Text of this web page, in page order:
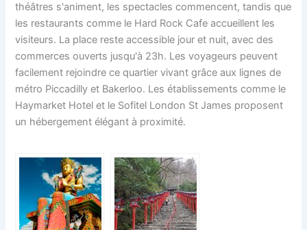
théâtres s'animent, les spectacles commencent, tandis que
les restaurants comme le Hard Rock Cafe accueillent les
visiteurs. La place reste accessible jour et nuit, avec des
commerces ouverts jusqu'à 23h. Les voyageurs peuvent
facilement rejoindre ce quartier vivant grâce aux lignes de
métro Piccadilly et Bakerloo. Les établissements comme le
Haymarket Hotel et le Sofitel London St James proposent
un hébergement élégant à proximité.